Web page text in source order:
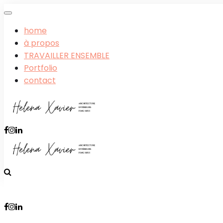
home
à propos
TRAVAILLER ENSEMBLE
Portfolio
contact